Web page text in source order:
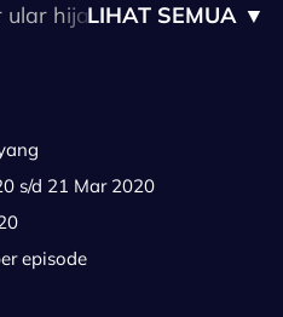
ular hijau tiba-tiba
Bangun di ruang
tanda gigitan ular,
untuk mengambil sisa
dengan apa yang
surreal itu
kereta pulang.
LIHAT SEMUA ▼
s/d 21 Mar 2020
episode